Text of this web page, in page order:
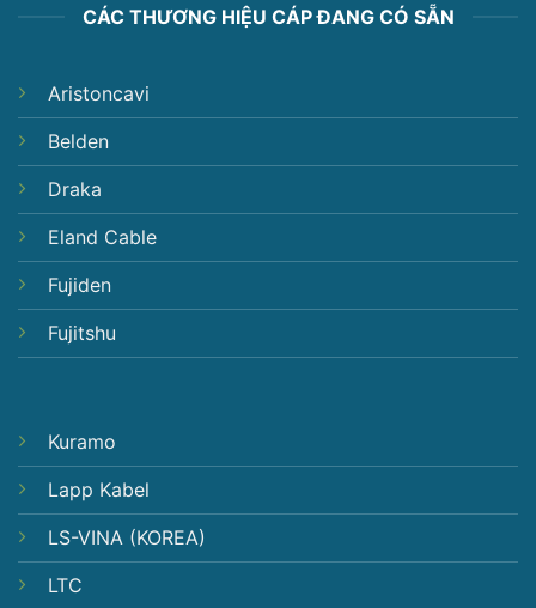
CÁC THƯƠNG HIỆU CÁP ĐANG CÓ SẴN
Aristoncavi
Belden
Draka
Eland Cable
Fujiden
Fujitshu
Kuramo
Lapp Kabel
LS-VINA (KOREA)
LTC